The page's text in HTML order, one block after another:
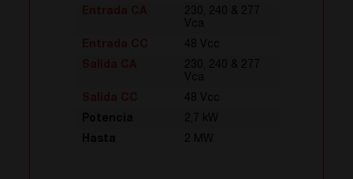
230, 240 & 277
Vca
48 Vcc
230, 240 & 277
Vca
48 Vcc
Potencia
2,7 kW
Hasta
2 MW